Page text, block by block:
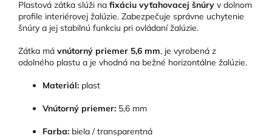
Plastová zátka slúži na fixáciu vyťahovacej šnúry v dolnom
profile interiérovej žalúzie. Zabezpečuje správne uchytenie
šnúry a jej stabilnú funkciu pri ovládaní žalúzie.
Zátka má vnútorný priemer 5,6 mm, je vyrobená z
odolného plastu a je vhodná na bežné horizontálne žalúzie.
Materiál: plast
Vnútorný priemer: 5,6 mm
Farba: biela / transparentná